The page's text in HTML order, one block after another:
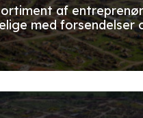
af
med forsendelser